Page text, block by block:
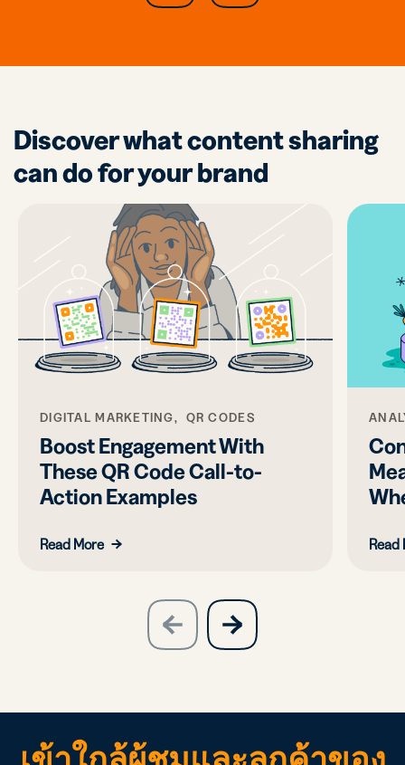
Discover what content sharing
can do for your brand
DIGITAL MARKETING, QR CODES
Boost Engagement With
These QR Code Call-to-
Action Examples
Read More Read
previous
slide
next
slide